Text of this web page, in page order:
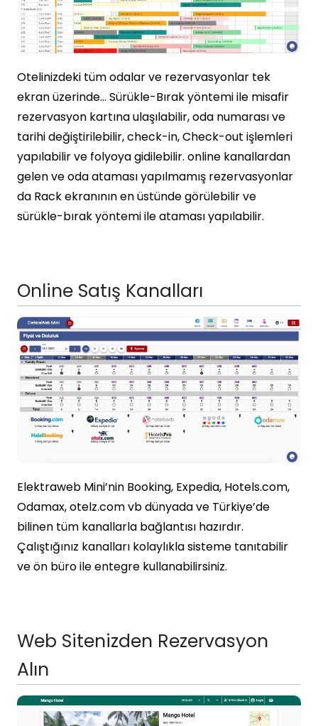
Otelinizdeki tüm odalar ve rezervasyonlar tek
ekran üzerinde… Sürükle-Bırak yöntemi ile misafir
rezervasyon kartına ulaşılabilir, oda numarası ve
tarihi değiştirilebilir, check-in, Check-out işlemleri
yapılabilir ve folyoya gidilebilir. online kanallardan
gelen ve oda ataması yapılmamış rezervasyonlar
da Rack ekranının en üstünde görülebilir ve
sürükle-bırak yöntemi ile ataması yapılabilir.
Online Satış Kanalları
Elektraweb Mini’nin Booking, Expedia, Hotels.com,
Odamax, otelz.com vb dünyada ve Türkiye’de
bilinen tüm kanallarla bağlantısı hazırdır.
Çalıştığınız kanalları kolaylıkla sisteme tanıtabilir
ve ön büro ile entegre kullanabilirsiniz.
Web Sitenizden Rezervasyon
Alın